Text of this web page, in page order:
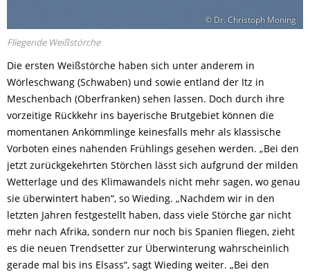
© Dr. Christoph Moning
Fliegende Weißstörche
Die ersten Weißstörche haben sich unter anderem in
Wörleschwang (Schwaben) und sowie entland der Itz in
Meschenbach (Oberfranken) sehen lassen. Doch durch ihre
vorzeitige Rückkehr ins bayerische Brutgebiet können die
momentanen Ankömmlinge keinesfalls mehr als klassische
Vorboten eines nahenden Frühlings gesehen werden. „Bei den
jetzt zurückgekehrten Störchen lässt sich aufgrund der milden
Wetterlage und des Klimawandels nicht mehr sagen, wo genau
sie überwintert haben“, so Wieding. „Nachdem wir in den
letzten Jahren festgestellt haben, dass viele Störche gar nicht
mehr nach Afrika, sondern nur noch bis Spanien fliegen, zieht
es die neuen Trendsetter zur Überwinterung wahrscheinlich
gerade mal bis ins Elsass“, sagt Wieding weiter. „Bei den